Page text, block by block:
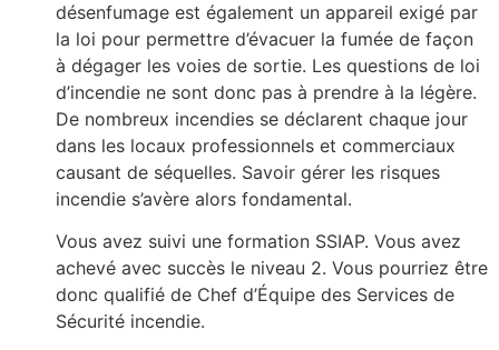
désenfumage est également un appareil exigé par
la loi pour permettre d’évacuer la fumée de façon
à dégager les voies de sortie. Les questions de loi
d’incendie ne sont donc pas à prendre à la légère.
De nombreux incendies se déclarent chaque jour
dans les locaux professionnels et commerciaux
causant de séquelles. Savoir gérer les risques
incendie s’avère alors fondamental.
Vous avez suivi une formation SSIAP. Vous avez
achevé avec succès le niveau 2. Vous pourriez être
donc qualifié de Chef d’Équipe des Services de
Sécurité incendie.